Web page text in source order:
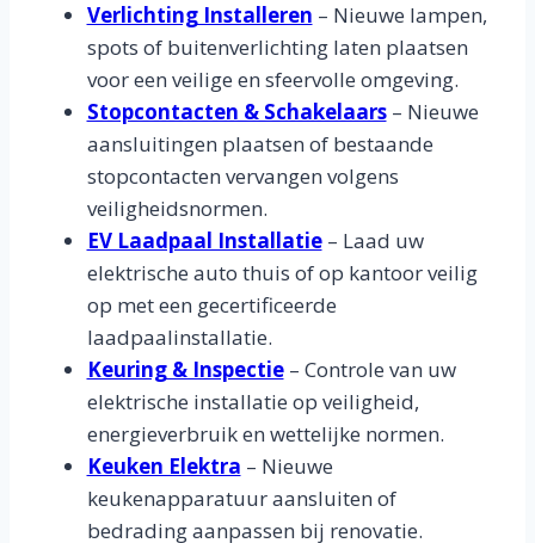
Verlichting Installeren – Nieuwe lampen,
spots of buitenverlichting laten plaatsen
voor een veilige en sfeervolle omgeving.
Stopcontacten & Schakelaars– Nieuwe
aansluitingen plaatsen of bestaande
stopcontacten vervangen volgens
veiligheidsnormen.
EV Laadpaal Installatie– Laad uw
elektrische auto thuis of op kantoor veilig
op met een gecertificeerde
laadpaalinstallatie.
Keuring & Inspectie– Controle van uw
elektrische installatie op veiligheid,
energieverbruik en wettelijke normen.
Keuken Elektra – Nieuwe
keukenapparatuur aansluiten of
bedrading aanpassen bij renovatie.